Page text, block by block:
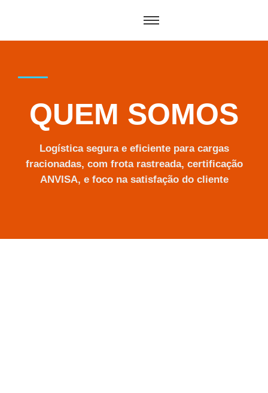
QUEM SOMOS
Logística segura e eficiente para cargas
fracionadas, com frota rastreada, certificação
ANVISA, e foco na satisfação do cliente